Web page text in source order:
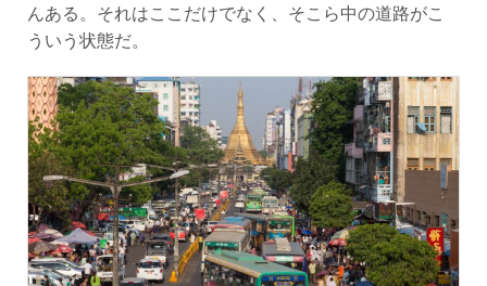
んある。それはここだけでなく、そこら中の道路がこ
ういう状態だ。